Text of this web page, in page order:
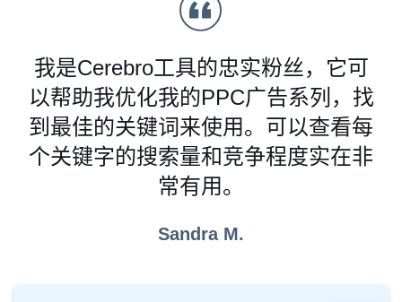
我是Cerebro工具的忠实粉丝，它可
以帮助我优化我的PPC广告系列，找
到最佳的关键词来使用。可以查看每
个关键字的搜索量和竞争程度实在非
常有用。
Sandra M.